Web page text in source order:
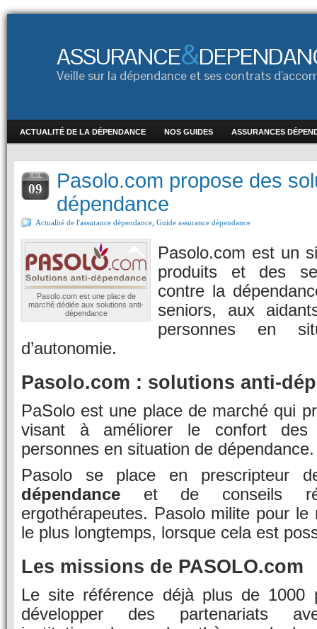
ASSURANCE&
Veille sur la dépendance et ses contrats
ACTUALITÉ DE LA DÉPENDANCE NOS GUIDES ASSURANCES
JUIL
09
Pasolo.com propose des
dépendance
Actualité de l'assurance dépendance Guide assurance dépendance
Pasolo.com est une place de
marché dédiée aux solutions anti-
dépendance
Pasolo.com est un
produits et des
contre la
seniors, aux
personnes en
d’autonomie.
Pasolo.com : solutions anti-
PaSolo est une place de marché qui
visant à améliorer le confort
personnes en situation de dépendance.
Pasolo se place en prescripteur
dépendance et de conseils
ergothérapeutes. Pasolo milite pour le
le plus longtemps, lorsque cela est
Les missions de PASOLO.com
Le site référence déjà plus de 1000
développer des partenariats